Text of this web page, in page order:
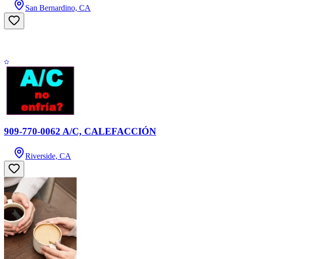
San Bernardino, CA
909-770-0062 A/C, CALEFACCIÓN
Riverside, CA